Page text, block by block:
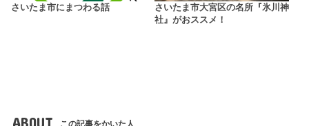
さいたま市にまつわる話
さいたま市大宮区の名所『氷川神
社』がおススメ！
ABOUT